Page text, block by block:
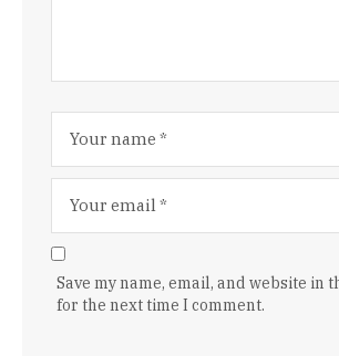
Save my name, email, and website in
for the next time I comment.